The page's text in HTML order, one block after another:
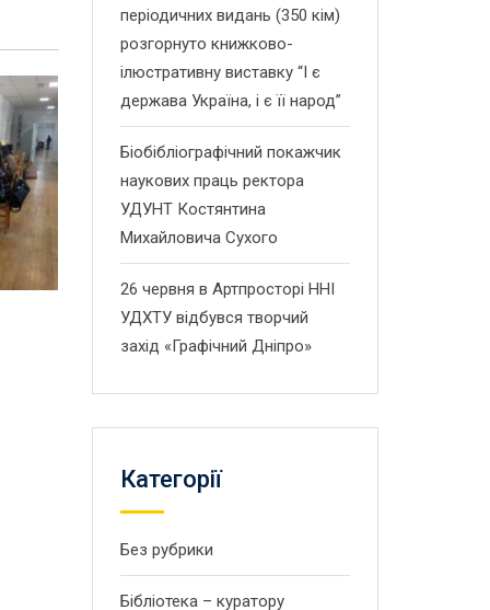
періодичних видань (350 кім)
розгорнуто книжково-
ілюстративну виставку “І є
держава Україна, і є її народ”
Біобібліографічний покажчик
наукових праць ректора
УДУНТ Костянтина
Михайловича Сухого
26 червня в Артпросторі ННІ
УДХТУ відбувся творчий
захід «Графічний Дніпро»
Категорії
Без рубрики
Бібліотека – куратору